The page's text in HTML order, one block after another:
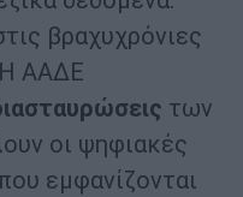
βραχυχρόνιες
Η ΑΑΔΕ
των
οι ψηφιακές
εμφανίζονται